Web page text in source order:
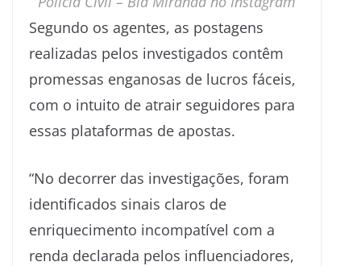
Segundo os agentes, as postagens
realizadas pelos investigados contêm
promessas enganosas de lucros fáceis,
com o intuito de atrair seguidores para
essas plataformas de apostas.
“No decorrer das investigações, foram
identificados sinais claros de
enriquecimento incompatível com a
renda declarada pelos influenciadores,